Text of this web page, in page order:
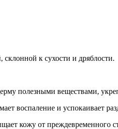
склонной к сухости и дряблости.
полезными веществами,
воспаление и успокаивает
кожу от преждевременного